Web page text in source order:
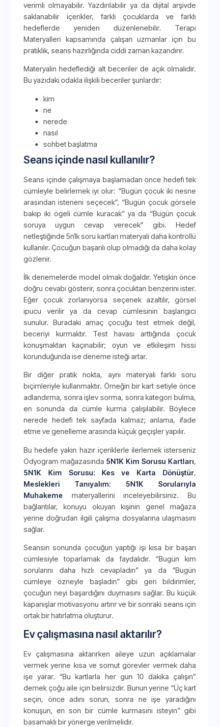
verimli olmayabilir. Yazdırılabilir ya da dijital arşivde
saklanabilir içerikler, farklı çocuklarda ve farklı
hedeflerde yeniden düzenlenebilir. Terapi
Materyalleri kapsamında çalışan uzmanlar için bu
pratiklik, seans hazırlığında ciddi zaman kazandırır.
Materyalin hedeflediği alt beceriler de açık olmalıdır.
Bu yazıdaki odakla ilişkili beceriler şunlardır:
kim
ne
nerede
nasıl
sohbet başlatma
Seans içinde nasıl kullanılır?
Seans içinde çalışmaya başlamadan önce hedefi tek
cümleyle belirlemek iyi olur: “Bugün çocuk iki nesne
arasından isteneni seçecek”, “Bugün çocuk görsele
bakıp iki ögeli cümle kuracak” ya da “Bugün çocuk
soruya uygun cevap verecek” gibi. Hedef
netleştiğinde 5n1k soru kartları materyali daha kontrollü
kullanılır. Çocuğun başarılı olup olmadığı da daha kolay
gözlenir.
İlk denemelerde model olmak doğaldır. Yetişkin önce
doğru cevabı gösterir, sonra çocuktan benzerini ister.
Eğer çocuk zorlanıyorsa seçenek azaltılır, görsel
ipucu verilir ya da cevap cümlesinin başlangıcı
sunulur. Buradaki amaç çocuğu test etmek değil,
beceriyi kurmaktır. Test havası arttığında çocuk
konuşmaktan kaçınabilir; oyun ve etkileşim hissi
korunduğunda ise deneme isteği artar.
Bir diğer pratik nokta, aynı materyali farklı soru
biçimleriyle kullanmaktır. Örneğin bir kart setiyle önce
adlandırma, sonra işlev sorma, sonra kategori bulma,
en sonunda da cümle kurma çalışılabilir. Böylece
nerede hedefi tek sayfada kalmaz; anlama, ifade
etme ve genelleme arasında küçük geçişler yapılır.
Bu hedefe yakın hazır içeriklerle ilerlemek isterseniz
Odyogram mağazasında 5N1K Kim Sorusu Kartları,
5N1K Kim Sorusu: Kes ve Karta Dönüştür,
Meslekleri Tanıyalım: 5N1K Sorularıyla
Muhakeme materyallerini inceleyebilirsiniz. Bu
bağlantılar, konuyu okuyan kişinin genel mağaza
yerine doğrudan ilgili çalışma dosyalarına ulaşmasını
sağlar.
Seansın sonunda çocuğun yaptığı işi kısa bir başarı
cümlesiyle toparlamak da faydalıdır. “Bugün kim
sorularını daha hızlı cevapladın” ya da “Bugün
cümleye özneyle başladın” gibi geri bildirimler,
çocuğun neyi başardığını duymasını sağlar. Bu küçük
kapanışlar motivasyonu artırır ve bir sonraki seans için
ortak bir hatırlatma oluşturur.
Ev çalışmasına nasıl aktarılır?
Ev çalışmasına aktarırken aileye uzun açıklamalar
vermek yerine kısa ve somut görevler vermek daha
işe yarar. “Bu kartlarla her gün 10 dakika çalışın”
demek çoğu aile için belirsizdir. Bunun yerine “Üç kart
seçin, önce adını sorun, sonra ne işe yaradığını
konuşun, en son bir cümle kurmasını isteyin” gibi
basamaklı bir yönerge verilmelidir.